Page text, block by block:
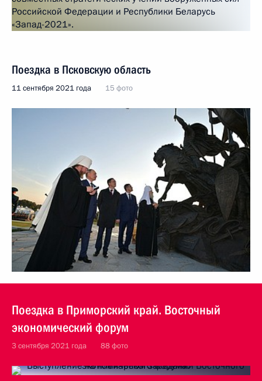
Поездка в Псковскую область
11 сентября 2021 года 15 фото
Поездка в Приморский край. Восточный
экономический форум
3 сентября 2021 года 88 фото